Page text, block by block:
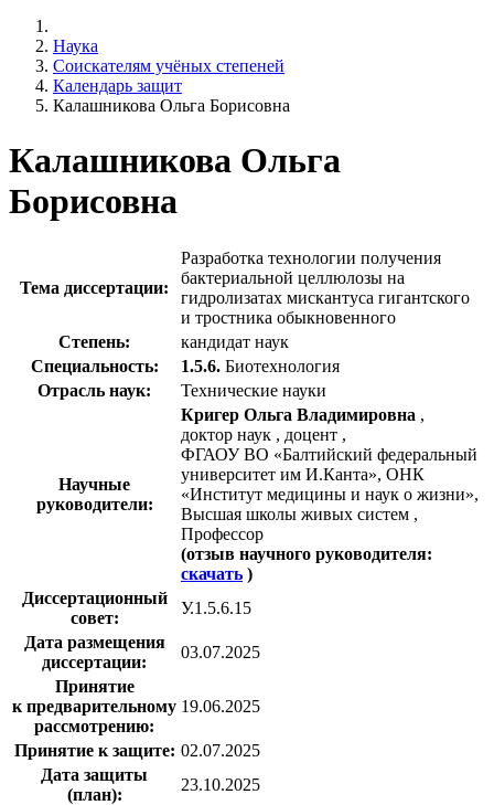
Наука
Соискателям учёных степеней
Календарь защит
Калашникова Ольга Борисовна
Калашникова Ольга
Борисовна
Тема диссертации:
Разработка технологии получения
бактериальной целлюлозы на
гидролизатах мискантуса гигантского
и тростника обыкновенного
Степень:
кандидат наук
Специальность:
1.5.6. Биотехнология
Отрасль наук:
Технические науки
Научные
руководители:
Кригер Ольга Владимировна ,
доктор наук , доцент ,
ФГАОУ ВО «Балтийский федеральный
университет им И.Канта», ОНК
«Институт медицины и наук о жизни»,
Высшая школы живых систем ,
Профессор
(отзыв научного руководителя:
скачать )
Диссертационный
совет:
У.1.5.6.15
Дата размещения
диссертации:
03.07.2025
Принятие
к предварительному
рассмотрению:
19.06.2025
Принятие к защите: 02.07.2025
Дата защиты
(план):
23.10.2025